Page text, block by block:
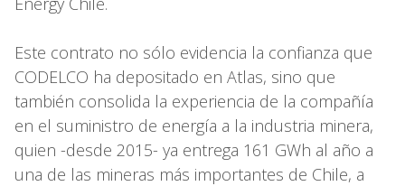
Este contrato no sólo evidencia la confianza que
CODELCO ha depositado en Atlas, sino que
también consolida la experiencia de la compañía
en el suministro de energía a la industria minera,
quien -desde 2015- ya entrega 161 GWh al año a
una de las mineras más importantes de Chile, a